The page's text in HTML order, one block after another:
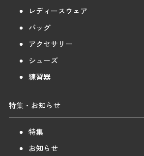
レディースウェア
バッグ
アクセサリー
シューズ
練習器
特集・お知らせ
特集
お知らせ